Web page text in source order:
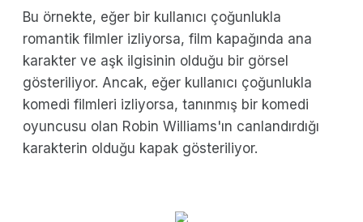
Bu örnekte, eğer bir kullanıcı çoğunlukla
romantik filmler izliyorsa, film kapağında ana
karakter ve aşk ilgisinin olduğu bir görsel
gösteriliyor. Ancak, eğer kullanıcı çoğunlukla
komedi filmleri izliyorsa, tanınmış bir komedi
oyuncusu olan Robin Williams'ın canlandırdığı
karakterin olduğu kapak gösteriliyor.